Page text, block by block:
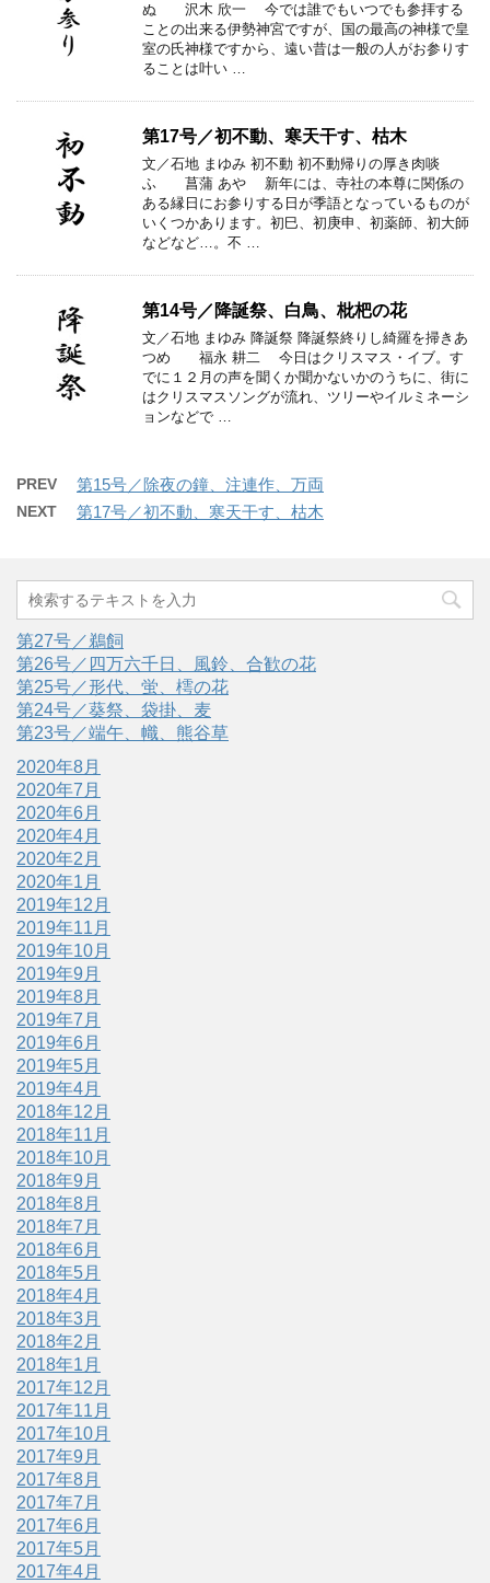
ぬ 沢木 欣一 今では誰でもいつでも参拝する
ことの出来る伊勢神宮ですが、国の最高の神様で皇
室の氏神様ですから、遠い昔は一般の人がお参りす
ることは叶い …
第17号／初不動、寒天干す、枯木
文／石地 まゆみ 初不動 初不動帰りの厚き肉啖
ふ 菖蒲 あや 新年には、寺社の本尊に関係の
ある縁日にお参りする日が季語となっているものが
いくつかあります。初巳、初庚申、初薬師、初大師
などなど…。不 …
第14号／降誕祭、白鳥、枇杷の花
文／石地 まゆみ 降誕祭 降誕祭終りし綺羅を掃きあ
つめ 福永 耕二 今日はクリスマス・イブ。す
でに１２月の声を聞くか聞かないかのうちに、街に
はクリスマスソングが流れ、ツリーやイルミネーシ
ョンなどで …
PREV 第15号／除夜の鐘、注連作、万両
NEXT 第17号／初不動、寒天干す、枯木
第27号／鵜飼
第26号／四万六千日、風鈴、合歓の花
第25号／形代、蛍、樗の花
第24号／葵祭、袋掛、麦
第23号／端午、幟、熊谷草
2020年8月
2020年7月
2020年6月
2020年4月
2020年2月
2020年1月
2019年12月
2019年11月
2019年10月
2019年9月
2019年8月
2019年7月
2019年6月
2019年5月
2019年4月
2018年12月
2018年11月
2018年10月
2018年9月
2018年8月
2018年7月
2018年6月
2018年5月
2018年4月
2018年3月
2018年2月
2018年1月
2017年12月
2017年11月
2017年10月
2017年9月
2017年8月
2017年7月
2017年6月
2017年5月
2017年4月